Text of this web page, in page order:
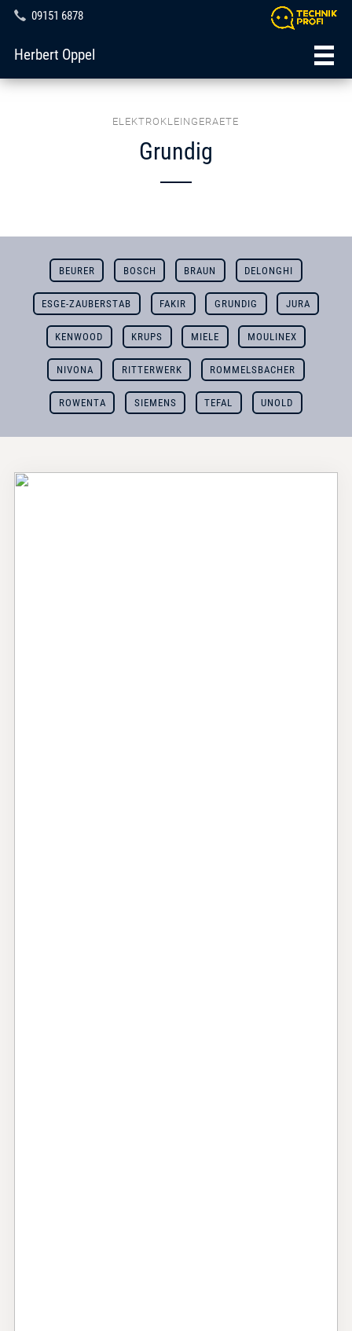
09151 6878
Herbert Oppel
ELEKTROKLEINGERAETE
Grundig
BEURER BOSCH BRAUN DELONGHI
ESGE-ZAUBERSTAB FAKIR GRUNDIG JURA
KENWOOD KRUPS MIELE MOULINEX
NIVONA RITTERWERK ROMMELSBACHER
ROWENTA SIEMENS TEFAL UNOLD